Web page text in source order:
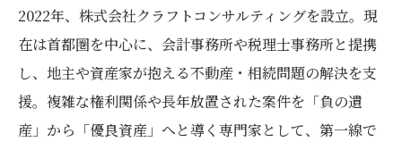
2022年、株式会社クラフトコンサルティングを設立。現
在は首都圏を中心に、会計事務所や税理士事務所と提携
し、地主や資産家が抱える不動産・相続問題の解決を支
援。複雑な権利関係や長年放置された案件を「負の遺
産」から「優良資産」へと導く専門家として、第一線で